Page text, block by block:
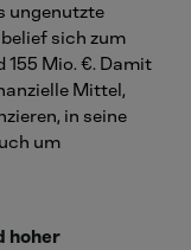
ungenutzte
sich zum
155 Mio. €. Damit
Mittel,
in seine
um
hoher